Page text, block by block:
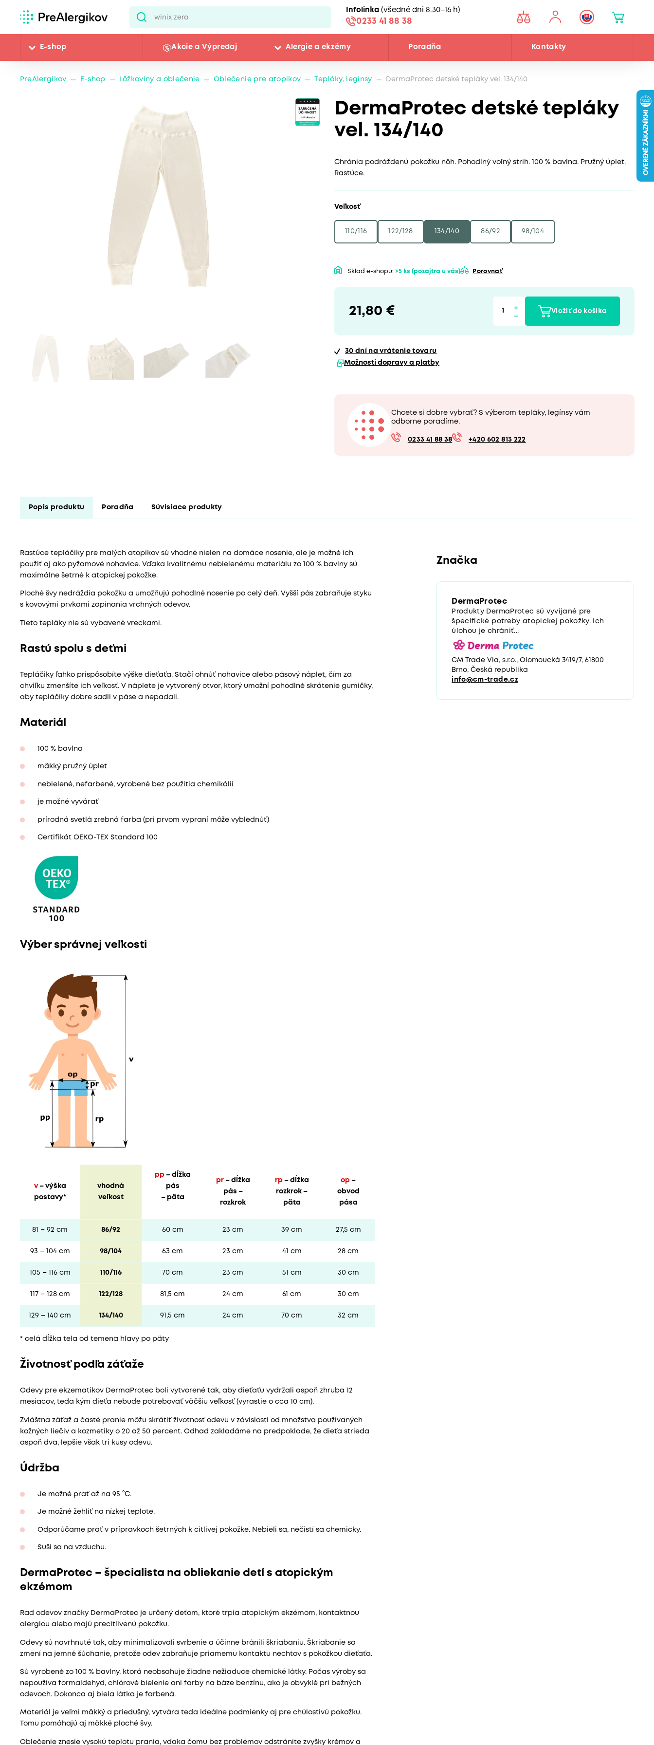
Infolinka (všedné dni 8.30–16 h)
0233 41 88 38
E-shop Akcie a Výpredaj Alergie a ekzémy Poradňa Kontakty
PreAlergikov E-shop Lôžkoviny a oblečenie Oblečenie pre atopikov Tepláky, legínsy DermaProtec detské tepláky vel. 134/140
DermaProtec detské tepláky
vel. 134/140
Chránia podráždenú pokožku nôh. Pohodlný voľný strih. 100 % bavlna. Pružný úplet.
Rastúce.
Veľkosť
110/116 122/128 134/140 86/92 98/104
Sklad e-shopu: >5 ks (pozajtra u vás) Porovnať
21,80 € Vložiť do košíka
30 dní na vrátenie tovaru
Možnosti dopravy a platby
Chcete si dobre vybrať? S výberom tepláky, legínsy vám
odborne poradíme.
0233 41 88 38 +420 602 813 222
Popis produktu Poradňa Súvisiace produkty
Rastúce tepláčiky pre malých atopikov sú vhodné nielen na domáce nosenie, ale je možné ich
použiť aj ako pyžamové nohavice. Vďaka kvalitnému nebielenému materiálu zo 100 % bavlny sú
maximálne šetrné k atopickej pokožke.
Ploché švy nedráždia pokožku a umožňujú pohodlné nosenie po celý deň. Vyšší pás zabraňuje styku
s kovovými prvkami zapínania vrchných odevov.
Tieto tepláky nie sú vybavené vreckami.
Rastú spolu s deťmi
Tepláčiky ľahko prispôsobíte výške dieťaťa. Stačí ohnúť nohavice alebo pásový náplet, čím za
chvíľku zmenšíte ich veľkosť. V náplete je vytvorený otvor, ktorý umožní pohodlné skrátenie gumičky,
aby tepláčiky dobre sadli v páse a nepadali.
Materiál
100 % bavlna
mäkký pružný úplet
nebielené, nefarbené, vyrobené bez použitia chemikálií
je možné vyvárať
prírodná svetlá zrebná farba (pri prvom vypraní môže vyblednúť)
Certifikát OEKO-TEX Standard 100
Výber správnej veľkosti
v– výška
postavy*
vhodná
veľkost
pp – dĺžka
pás
– päta
pr– dĺžka
pás –
rozkrok
rp– dĺžka
rozkrok –
päta
op –
obvod
pása
81 – 92 cm 86/92 60 cm 23 cm 39 cm 27,5 cm
93 – 104 cm 98/104 63 cm 23 cm 41 cm 28 cm
105 – 116 cm 110/116 70 cm 23 cm 51 cm 30 cm
117 – 128 cm 122/128 81,5 cm 24 cm 61 cm 30 cm
129 – 140 cm 134/140 91,5 cm 24 cm 70 cm 32 cm
* celá dĺžka tela od temena hlavy po päty
Životnosť podľa záťaže
Odevy pre ekzematikov DermaProtec boli vytvorené tak, aby dieťaťu vydržali aspoň zhruba 12
mesiacov, teda kým dieťa nebude potrebovať väčšiu veľkosť (vyrastie o cca 10 cm).
Zvláštna záťaž a časté pranie môžu skrátiť životnosť odevu v závislosti od množstva používaných
kožných liečiv a kozmetiky o 20 až 50 percent. Odhad zakladáme na predpoklade, že dieťa strieda
aspoň dva, lepšie však tri kusy odevu.
Údržba
Je možné prať až na 95 °C.
Je možné žehliť na nízkej teplote.
Odporúčame prať v prípravkoch šetrných k citlivej pokožke. Nebieli sa, nečistí sa chemicky.
Suší sa na vzduchu.
DermaProtec – špecialista na obliekanie detí s atopickým
ekzémom
Rad odevov značky DermaProtec je určený deťom, ktoré trpia atopickým ekzémom, kontaktnou
alergiou alebo majú precitlivenú pokožku.
Odevy sú navrhnuté tak, aby minimalizovali svrbenie a účinne bránili škriabaniu. Škriabanie sa
zmení na jemné šúchanie, pretože odev zabraňuje priamemu kontaktu nechtov s pokožkou dieťaťa.
Sú vyrobené zo 100 % bavlny, ktorá neobsahuje žiadne nežiaduce chemické látky. Počas výroby sa
nepoužíva formaldehyd, chlórové bielenie ani farby na báze benzínu, ako je obvyklé pri bežných
odevoch. Dokonca aj biela látka je farbená.
Materiál je veľmi mäkký a priedušný, vytvára teda ideálne podmienky aj pre chúlostivú pokožku.
Tomu pomáhajú aj mäkké ploché švy.
Oblečenie znesie vysokú teplotu prania, vďaka čomu bez problémov odstránite zvyšky krémov a
Značka
DermaProtec
Produkty DermaProtec sú vyvíjané pre
špecifické potreby atopickej pokožky. Ich
úlohou je chrániť...
CM Trade Via, s.r.o., Olomoucká 3419/7, 61800
Brno, Česká republika
info@cm-trade.cz